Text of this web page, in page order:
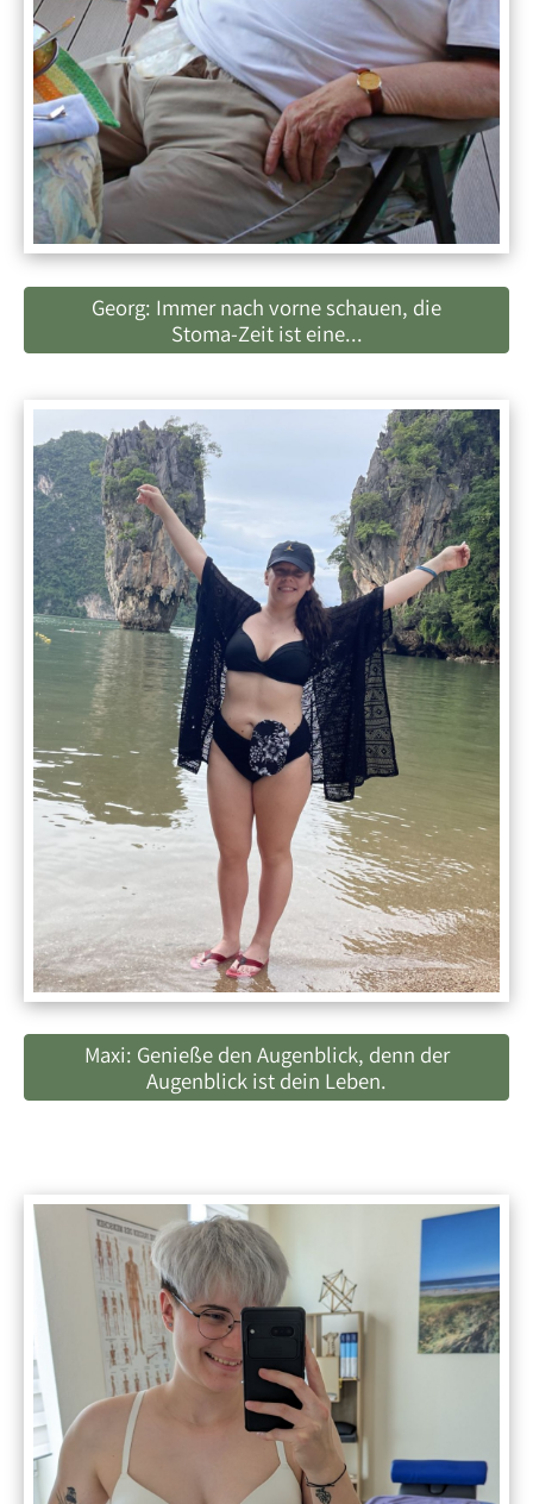
Georg: Immer nach vorne schauen, die
Stoma-Zeit ist eine...
Maxi: Genieße den Augenblick, denn der
Augenblick ist dein Leben.